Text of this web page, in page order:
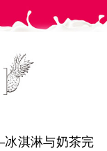
淇淋与奶茶完